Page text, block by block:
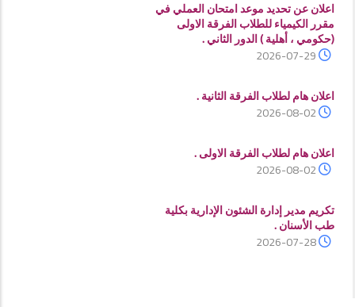
اعلان عن تحديد موعد امتحان العملي في
مقرر الكيمياء للطلاب الفرقة الاولى
(حكومي ، أهلية ) الدور الثاني .
2026-07-29
اعلان هام لطلاب الفرقة الثانية .
2026-08-02
اعلان هام لطلاب الفرقة الاولى .
2026-08-02
تكريم مدير إدارة الشئون الإدارية بكلية
طب الأسنان .
2026-07-28